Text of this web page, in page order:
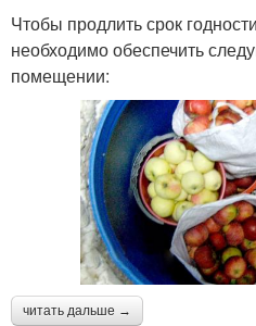
Чтобы продлить срок
необходимо обеспечить
помещении:
читать дальше →